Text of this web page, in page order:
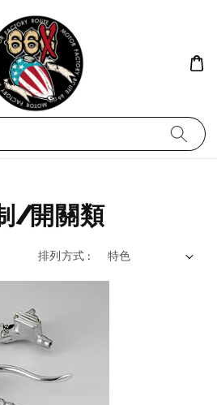
/開關類
排列方式 :